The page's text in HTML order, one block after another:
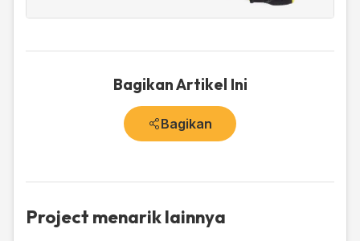
Bagikan Artikel Ini
Bagikan
Project menarik lainnya